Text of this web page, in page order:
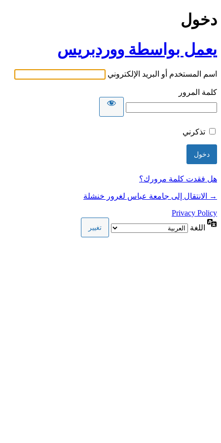
دخول
يعمل بواسطة ووردبريس
اسم المستخدم أو البريد الإلكتروني
كلمة المرور
تذكرني
هل فقدت كلمة مرورك؟
→ الانتقال إلى جامعة عباس لغرور خنشلة
Privacy Policy
اللغة